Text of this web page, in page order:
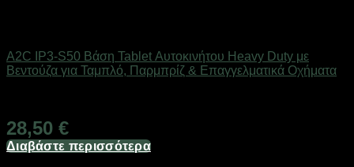
A2C IP3-S50 Βάση Tablet Αυτοκινήτου Heavy Duty με
Βεντούζα για Ταμπλό, Παρμπρίζ & Επαγγελματικά Οχήματα
28,50 €
Διαβάστε περισσότερα